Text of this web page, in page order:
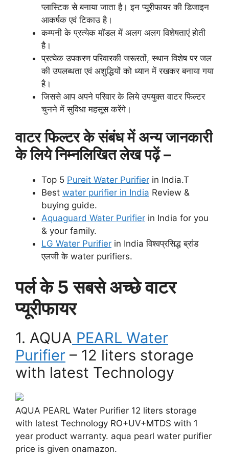
प्लास्टिक से बनाया जाता है। इन प्यूरीफायर की डिजाइन
आकर्षक एवं टिकाउ है।
कम्पनी के प्रत्येक मॉडल में अलग अलग विशेषताएं होती
है।
प्रत्येक उपकरण परिवारकी जरूरतों, स्थान विशेष पर जल
की उपलब्धता एवं अशुद्धियों को ध्यान में रखकर बनाया गया
है।
जिससे आप अपने परिवार के लिये उपयुक्त वाटर फिल्टर
चुनने में सुविधा महसूस करेंगे।
वाटर फिल्टर के संबंध में अन्य जानकारी
के लिये निम्नलिखित लेख पढ़ें –
Top 5 Pureit Water Purifier in India.T
Best water purifier in India Review &
buying guide.
Aquaguard Water Purifier in India for you
& your family.
LG Water Purifier in India विश्वप्रसिद्ध ब्रांड
एलजी के water purifiers.
पर्ल के 5 सबसे अच्छे वाटर
प्यूरीफायर
1. AQUA PEARL Water
Purifier – 12 liters storage
with latest Technology
AQUA PEARL Water Purifier 12 liters storage
with latest Technology RO+UV+MTDS with 1
year product warranty. aqua pearl water purifier
price is given onamazon.